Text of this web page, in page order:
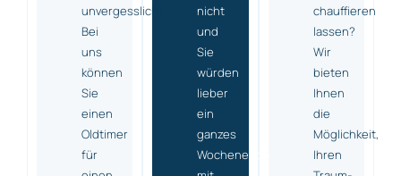
unvergesslich!
Bei
uns
können
Sie
einen
Oldtimer
für
nicht
und
Sie
würden
lieber
ein
ganzes
Wochenende
chauffieren
lassen?
Wir
bieten
Ihnen
die
Möglichkeit,
Ihren